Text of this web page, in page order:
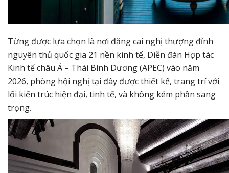
Từng được lựa chọn là nơi đăng cai nghị thượng đỉnh
nguyên thủ quốc gia 21 nền kinh tế, Diễn đàn Hợp tác
Kinh tế châu Á – Thái Bình Dương (APEC) vào năm
2026, phòng hội nghị tại đây được thiết kế, trang trí với
lối kiến trúc hiện đại, tinh tế, và không kém phần sang
trọng.